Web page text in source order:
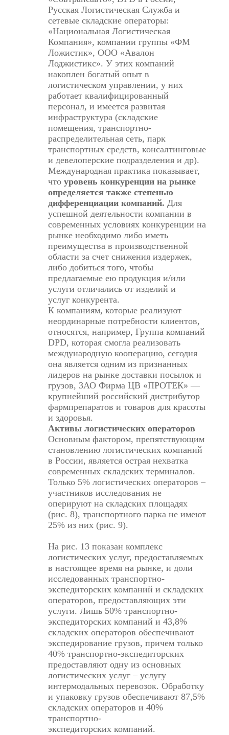
Русская Логистическая Служба и
сетевые складские операторы:
«Национальная Логистическая
Компания», компании группы «ФМ
Ложистик», ООО «Авалон
Лоджистикс». У этих компаний
накоплен богатый опыт в
логистическом управлении, у них
работает квалифицированный
персонал, и имеется развитая
инфраструктура (складские
помещения, транспортно-
распределительная сеть, парк
транспортных средств, консалтинговые
и девелоперские подразделения и др).
Международная практика показывает,
что уровень конкуренции на рынке
определяется также степенью
дифференциации компаний. Для
успешной деятельности компании в
современных условиях конкуренции на
рынке необходимо либо иметь
преимущества в производственной
области за счет снижения издержек,
либо добиться того, чтобы
предлагаемые ею продукция и/или
услуги отличались от изделий и
услуг конкурента.
К компаниям, которые реализуют
неординарные потребности клиентов,
относятся, например, Группа компаний
DPD, которая смогла реализовать
международную кооперацию, сегодня
она является одним из признанных
лидеров на рынке доставки посылок и
грузов, ЗАО Фирма ЦВ «ПРОТЕК» —
крупнейший российский дистрибутор
фармпрепаратов и товаров для красоты
и здоровья.
Активы логистических операторов
Основным фактором, препятствующим
становлению логистических компаний
в России, является острая нехватка
современных складских терминалов.
Только 5% логистических операторов –
участников исследования не
оперируют на складских площадях
(рис. 8), транспортного парка не имеют
25% из них (рис. 9).
На рис. 13 показан комплекс
логистических услуг, предоставляемых
в настоящее время на рынке, и доли
исследованных транспортно-
экспедиторских компаний и складских
операторов, предоставляющих эти
услуги. Лишь 50% транспортно-
экспедиторских компаний и 43,8%
складских операторов обеспечивают
экспедирование грузов, причем только
40% транспортно-экспедиторских
предоставляют одну из основных
логистических услуг – услугу
интермодальных перевозок. Обработку
и упаковку грузов обеспечивают 87,5%
складских операторов и 40%
транспортно-
экспедиторских компаний.